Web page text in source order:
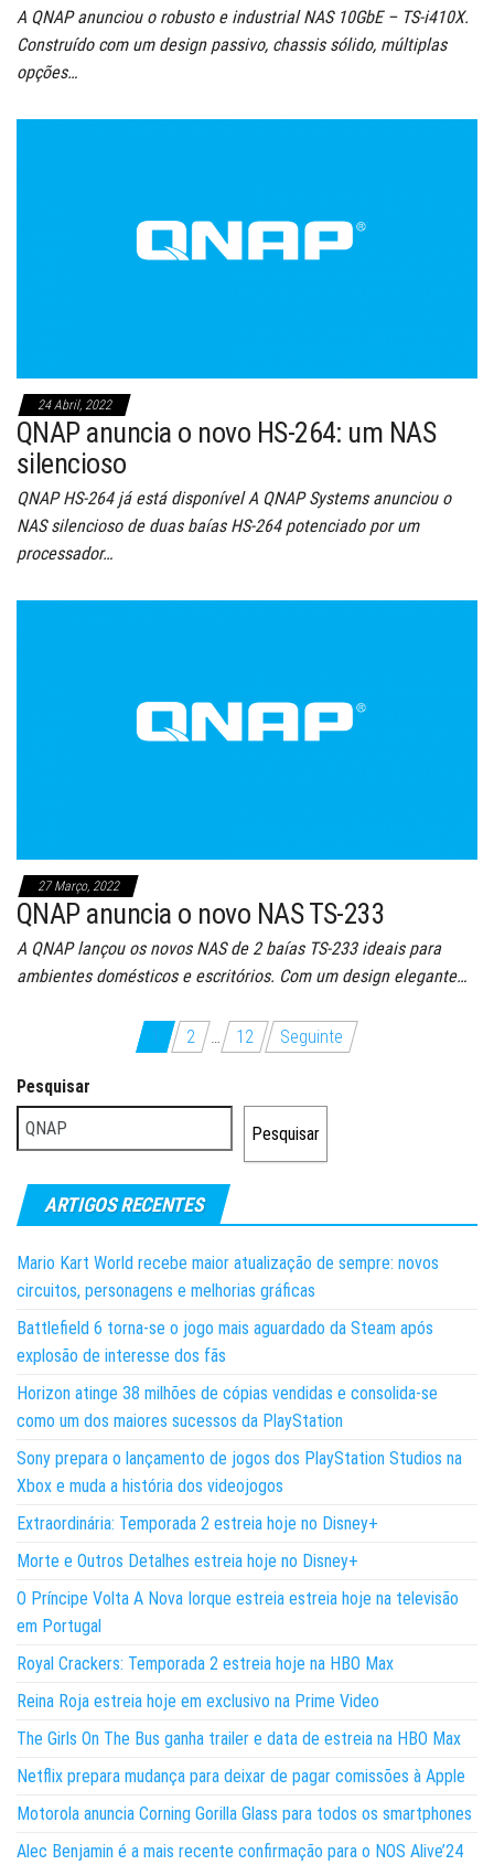
A QNAP anunciou o robusto e industrial NAS 10GbE – TS-i410X.
Construído com um design passivo, chassis sólido, múltiplas
opções…
24 Abril, 2022
QNAP anuncia o novo HS-264: um NAS
silencioso
QNAP HS-264 já está disponível A QNAP Systems anunciou o
NAS silencioso de duas baías HS-264 potenciado por um
processador…
27 Março, 2022
QNAP anuncia o novo NAS TS-233
A QNAP lançou os novos NAS de 2 baías TS-233 ideais para
ambientes domésticos e escritórios. Com um design elegante…
Paginação
dos
conteúdos
1 2 12 Seguinte
Pesquisar
Pesquisar
ARTIGOS RECENTES
Mario Kart World recebe maior atualização de sempre: novos
circuitos, personagens e melhorias gráficas
Battlefield 6 torna-se o jogo mais aguardado da Steam após
explosão de interesse dos fãs
Horizon atinge 38 milhões de cópias vendidas e consolida-se
como um dos maiores sucessos da PlayStation
Sony prepara o lançamento de jogos dos PlayStation Studios na
Xbox e muda a história dos videojogos
Extraordinária: Temporada 2 estreia hoje no Disney+
Morte e Outros Detalhes estreia hoje no Disney+
O Príncipe Volta A Nova Iorque estreia estreia hoje na televisão
em Portugal
Royal Crackers: Temporada 2 estreia hoje na HBO Max
Reina Roja estreia hoje em exclusivo na Prime Video
The Girls On The Bus ganha trailer e data de estreia na HBO Max
Netflix prepara mudança para deixar de pagar comissões à Apple
Motorola anuncia Corning Gorilla Glass para todos os smartphones
Alec Benjamin é a mais recente confirmação para o NOS Alive’24